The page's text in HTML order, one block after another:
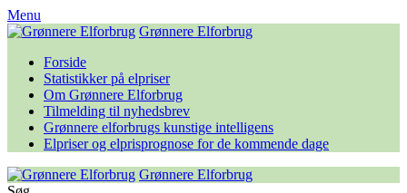
Skip
to
Menu
Grønnere Elforbrug
Forside
Statistikker på elpriser
Om Grønnere Elforbrug
Tilmelding til nyhedsbrev
Grønnere elforbrugs kunstige intelligens
Elpriser og elprisprognose for de kommende dage
Grønnere Elforbrug